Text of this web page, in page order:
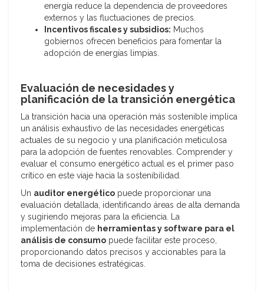
energía reduce la dependencia de proveedores
externos y las fluctuaciones de precios.
Incentivos fiscales y subsidios: Muchos
gobiernos ofrecen beneficios para fomentar la
adopción de energías limpias.
Evaluación de necesidades y
planificación de la transición energética
La transición hacia una operación más sostenible implica
un análisis exhaustivo de las necesidades energéticas
actuales de su negocio y una planificación meticulosa
para la adopción de fuentes renovables. Comprender y
evaluar el consumo energético actual es el primer paso
crítico en este viaje hacia la sostenibilidad.
Un auditor energético puede proporcionar una
evaluación detallada, identificando áreas de alta demanda
y sugiriendo mejoras para la eficiencia. La
implementación de herramientas y software para el
análisis de consumo puede facilitar este proceso,
proporcionando datos precisos y accionables para la
toma de decisiones estratégicas.